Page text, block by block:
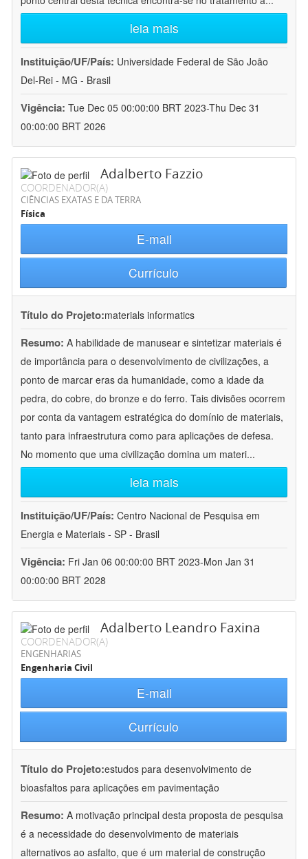
leia mais
Instituição/UF/País: Universidade Federal de São João
Del-Rei - MG - Brasil
Vigência: Tue Dec 05 00:00:00 BRT 2023-Thu Dec 31
00:00:00 BRT 2026
Adalberto Fazzio
COORDENADOR(A)
CIÊNCIAS EXATAS E DA TERRA
Física
E-mail
Currículo
Título do Projeto:materials informatics
Resumo: A habilidade de manusear e sintetizar materiais é
de importância para o desenvolvimento de civilizações, a
ponto de marcar eras da humanidade, como a idade da
pedra, do cobre, do bronze e do ferro. Tais divisões ocorrem
por conta da vantagem estratégica do domínio de materiais,
tanto para infraestrutura como para aplicações de defesa.
No momento que uma civilização domina um materi...
leia mais
Instituição/UF/País: Centro Nacional de Pesquisa em
Energia e Materiais - SP - Brasil
Vigência: Fri Jan 06 00:00:00 BRT 2023-Mon Jan 31
00:00:00 BRT 2028
Adalberto Leandro Faxina
COORDENADOR(A)
ENGENHARIAS
Engenharia Civil
E-mail
Currículo
Título do Projeto:estudos para desenvolvimento de
bioasfaltos para aplicações em pavimentação
Resumo: A motivação principal desta proposta de pesquisa
é a necessidade do desenvolvimento de materiais
alternativos ao asfalto, que é um material de construção